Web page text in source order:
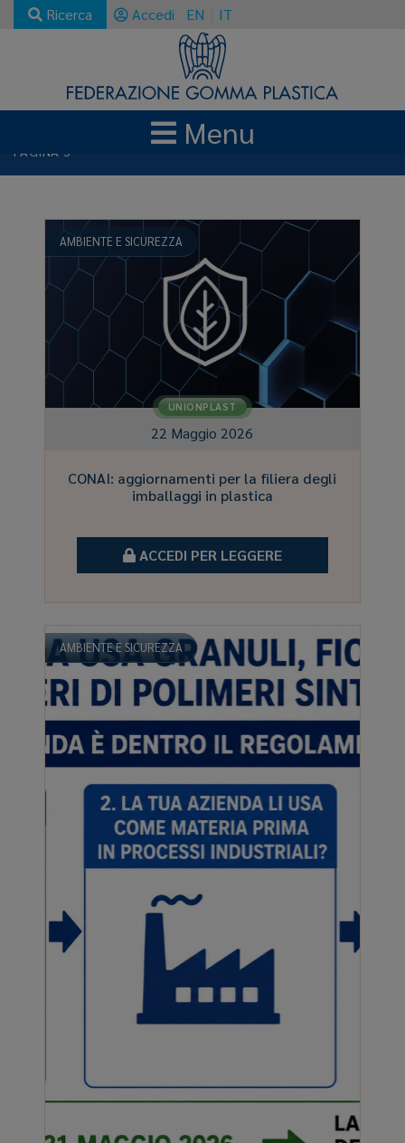
Ricerca Accedi EN IT
Menu
NEWS E AGGIORNAMENTI
AMBIENTE-E-SICUREZZA
PAGINA 3
AMBIENTE E SICUREZZA
UNIONPLAST
22 Maggio 2026
CONAI: aggiornamenti per la filiera degli
imballaggi in plastica
ACCEDI PER LEGGERE
AMBIENTE E SICUREZZA